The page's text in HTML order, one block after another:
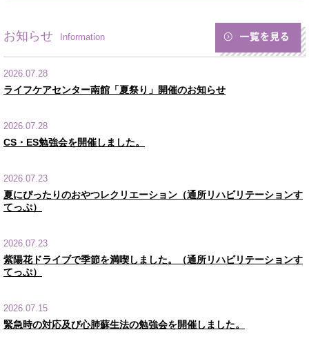
お知らせ Information
2026.07.28
ライフケアセンター南館「夏祭り」開催のお知らせ
2026.07.28
CS・ES勉強会を開催しました。
2026.07.23
夏にぴったりのおやつレクリエーション（通所リハビリテーションす
てっぷ）
2026.07.23
紫陽花ドライブで季節を満喫しました。（通所リハビリテーションす
てっぷ）
2026.07.15
緊急時の対応及び心肺蘇生法の勉強会を開催しました。